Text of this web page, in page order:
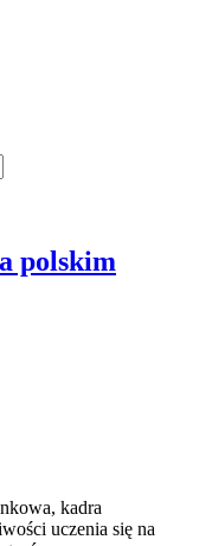
polskim
kadra
uczenia się na